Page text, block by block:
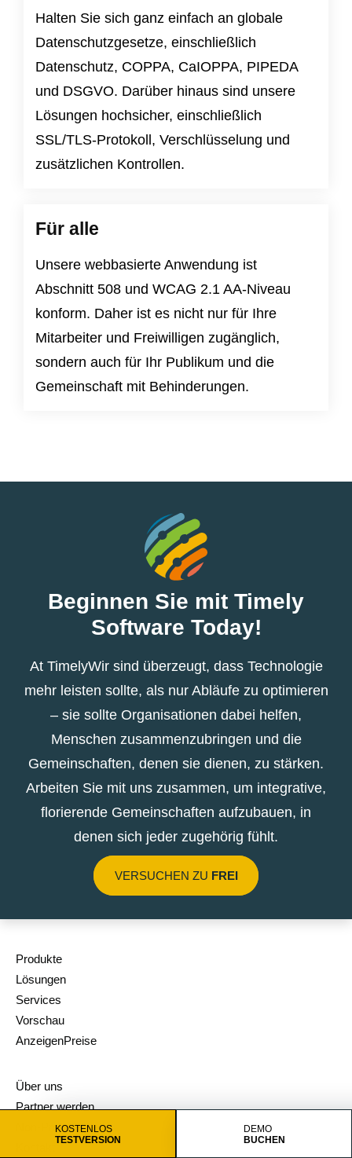
KOSTENLOS
TESTVERSION
DEMO
BUCHEN
Halten Sie sich ganz einfach an globale
Datenschutzgesetze, einschließlich
Datenschutz, COPPA, CaIOPPA, PIPEDA
und DSGVO. Darüber hinaus sind unsere
Lösungen hochsicher, einschließlich
SSL/TLS-Protokoll, Verschlüsselung und
zusätzlichen Kontrollen.
Für alle
Unsere webbasierte Anwendung ist
Abschnitt 508 und WCAG 2.1 AA-Niveau
konform. Daher ist es nicht nur für Ihre
Mitarbeiter und Freiwilligen zugänglich,
sondern auch für Ihr Publikum und die
Gemeinschaft mit Behinderungen.
Beginnen Sie mit Timely
Software Today!
At TimelyWir sind überzeugt, dass Technologie
mehr leisten sollte, als nur Abläufe zu optimieren
– sie sollte Organisationen dabei helfen,
Menschen zusammenzubringen und die
Gemeinschaften, denen sie dienen, zu stärken.
Arbeiten Sie mit uns zusammen, um integrative,
florierende Gemeinschaften aufzubauen, in
denen sich jeder zugehörig fühlt.
VERSUCHEN ZU FREI
Produkte
Lösungen
Services
Vorschau
AnzeigenPreise
Über uns
Partner werden
Non-Profit-Rabatt